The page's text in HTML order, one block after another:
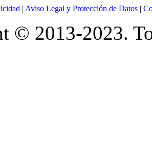
| Aviso Legal y Protección de Datos |
© 2013-2023.